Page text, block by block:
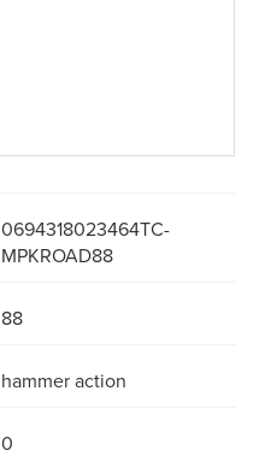
0694318023464TC-
MPKROAD88
88
hammer action
0